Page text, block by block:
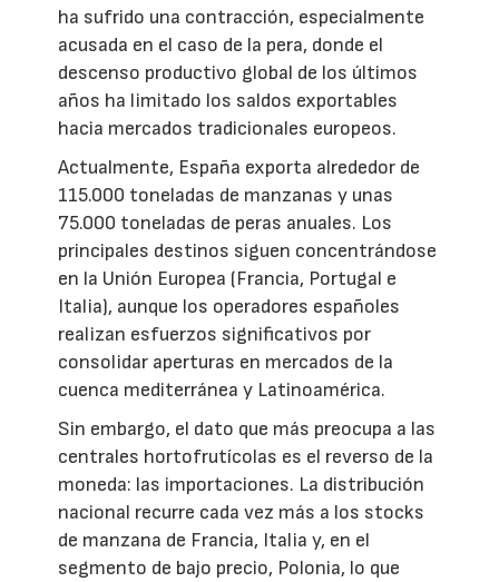
ha sufrido una contracción, especialmente
acusada en el caso de la pera, donde el
descenso productivo global de los últimos
años ha limitado los saldos exportables
hacia mercados tradicionales europeos.
Actualmente, España exporta alrededor de
115.000 toneladas de manzanas y unas
75.000 toneladas de peras anuales. Los
principales destinos siguen concentrándose
en la Unión Europea (Francia, Portugal e
Italia), aunque los operadores españoles
realizan esfuerzos significativos por
consolidar aperturas en mercados de la
cuenca mediterránea y Latinoamérica.
Sin embargo, el dato que más preocupa a las
centrales hortofrutícolas es el reverso de la
moneda: las importaciones. La distribución
nacional recurre cada vez más a los stocks
de manzana de Francia, Italia y, en el
segmento de bajo precio, Polonia, lo que